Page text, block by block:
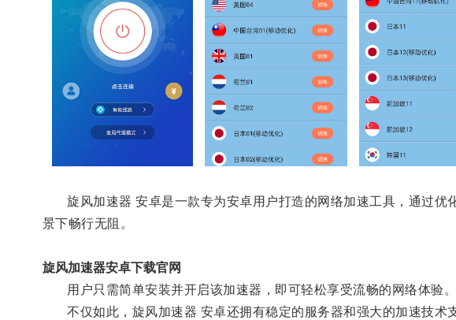
旋风加速器 安卓是一款专为安卓用户打造的网络加速工具，通过优
景下畅行无阻。
旋风加速器安卓下载官网
用户只需简单安装并开启该加速器，即可轻松享受流畅的网络体验。
不仅如此，旋风加速器 安卓还拥有稳定的服务器和强大的加速技术